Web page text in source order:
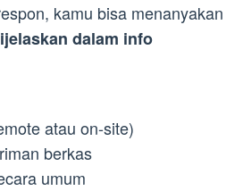
kamu bisa menanyakan
dalam info
atau on-site)
berkas
umum